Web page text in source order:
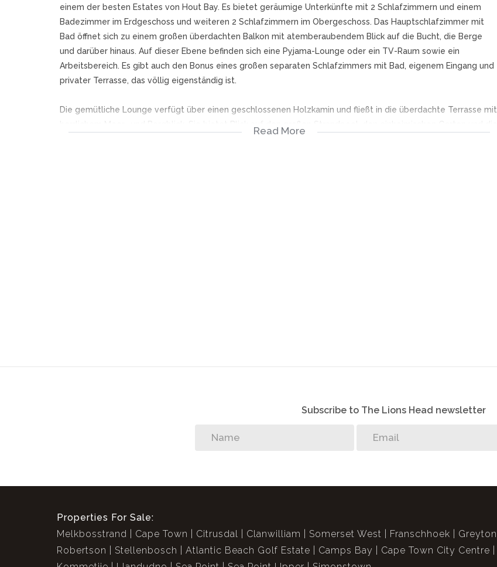
einem der besten Estates von Hout Bay. Es bietet geräumige Unterkünfte mit 2 Schlafzimmern und einem
Badezimmer im Erdgeschoss und weiteren 2 Schlafzimmern im Obergeschoss. Das Hauptschlafzimmer mit
Bad öffnet sich zu einem großen überdachten Balkon mit atemberaubendem Blick auf die Bucht, die Berge
und darüber hinaus. Auf dieser Ebene befinden sich eine Pyjama-Lounge oder ein TV-Raum sowie ein
Arbeitsbereich. Es gibt auch den Bonus eines großen separaten Schlafzimmers mit Bad, eigenem Eingang und
privater Terrasse, das völlig eigenständig ist.
Die gemütliche Lounge verfügt über einen geschlossenen Holzkamin und fließt in die überdachte Terrasse mit
Read More
Subscribe to The Lions Head newsletter
Properties For Sale:
Melkbosstrand
Cape Town Citrusdal Clanwilliam Somerset West Franschhoek Greyton
Robertson
Stellenbosch Atlantic Beach Golf Estate Camps Bay Cape Town City Centre